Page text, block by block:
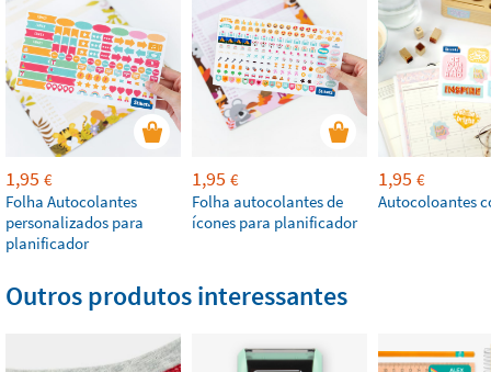
1,95 €
Folha Autocolantes
personalizados para
planificador
1,95 €
Folha autocolantes de
ícones para planificador
1,95 €
Autocoloantes
Outros produtos interessantes